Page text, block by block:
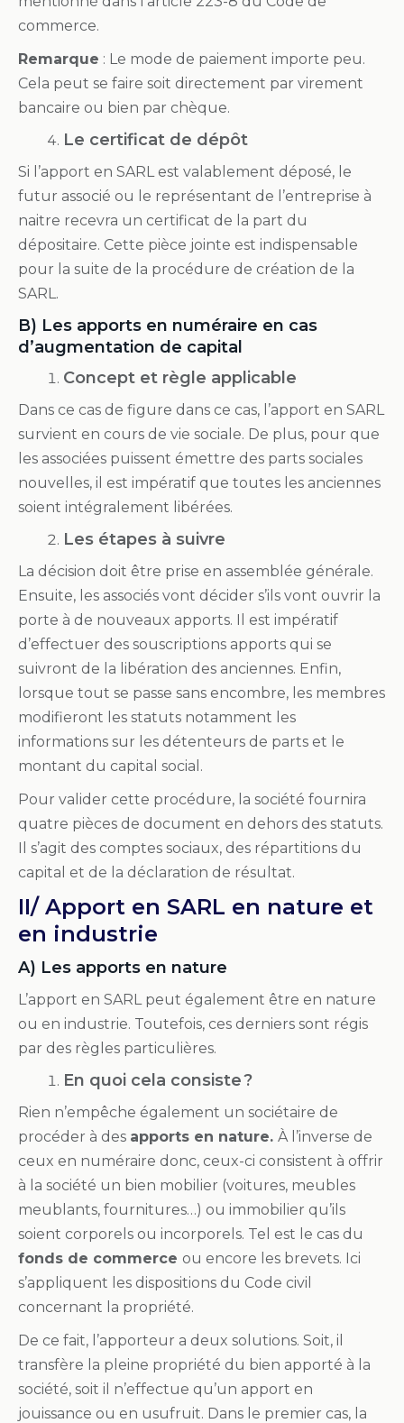
commerce.
Remarque : Le mode de paiement importe peu.
Cela peut se faire soit directement par virement
bancaire ou bien par chèque.
Le certificat de dépôt
Si l’apport en SARL est valablement déposé, le
futur associé ou le représentant de l’entreprise à
naitre recevra un certificat de la part du
dépositaire. Cette pièce jointe est indispensable
pour la suite de la procédure de création de la
SARL.
B) Les apports en numéraire en cas
d’augmentation de capital
Concept et règle applicable
Dans ce cas de figure dans ce cas, l’apport en SARL
survient en cours de vie sociale. De plus, pour que
les associées puissent émettre des parts sociales
nouvelles, il est impératif que toutes les anciennes
soient intégralement libérées.
Les étapes à suivre
La décision doit être prise en assemblée générale.
Ensuite, les associés vont décider s’ils vont ouvrir la
porte à de nouveaux apports. Il est impératif
d’effectuer des souscriptions apports qui se
suivront de la libération des anciennes. Enfin,
lorsque tout se passe sans encombre, les membres
modifieront les statuts notamment les
informations sur les détenteurs de parts et le
montant du capital social.
Pour valider cette procédure, la société fournira
quatre pièces de document en dehors des statuts.
Il s’agit des comptes sociaux, des répartitions du
capital et de la déclaration de résultat.
II/ Apport en SARL en nature et
en industrie
A) Les apports en nature
L’apport en SARL peut également être en nature
ou en industrie. Toutefois, ces derniers sont régis
par des règles particulières.
En quoi cela consiste ?
Rien n’empêche également un sociétaire de
procéder à des apports en nature. À l’inverse de
ceux en numéraire donc, ceux-ci consistent à offrir
à la société un bien mobilier (voitures, meubles
meublants, fournitures…) ou immobilier qu’ils
soient corporels ou incorporels. Tel est le cas du
fonds de commerce ou encore les brevets. Ici
s’appliquent les dispositions du Code civil
concernant la propriété.
De ce fait, l’apporteur a deux solutions. Soit, il
transfère la pleine propriété du bien apporté à la
société, soit il n’effectue qu’un apport en
jouissance ou en usufruit. Dans le premier cas, la